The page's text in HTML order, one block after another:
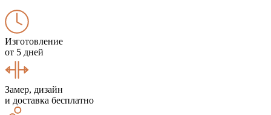
Изготовление
от 5 дней
Замер, дизайн
и доставка бесплатно